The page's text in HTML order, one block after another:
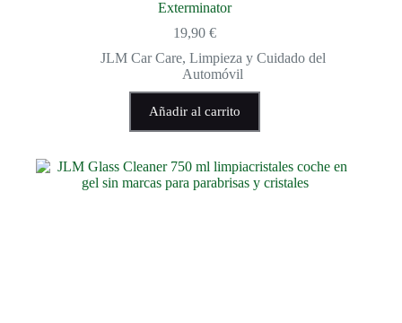
Exterminator
19,90€
JLM Car Care, Limpieza y Cuidado del
Automóvil
Añadir al carrito